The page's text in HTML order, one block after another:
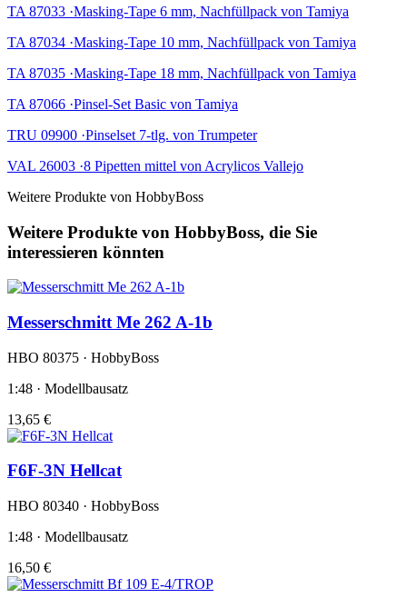
TA 87033 ·Masking-Tape 6 mm, Nachfüllpack von Tamiya
TA 87034 ·Masking-Tape 10 mm, Nachfüllpack von Tamiya
TA 87035 ·Masking-Tape 18 mm, Nachfüllpack von Tamiya
TA 87066 ·Pinsel-Set Basic von Tamiya
TRU 09900 ·Pinselset 7-tlg. von Trumpeter
VAL 26003 ·8 Pipetten mittel von Acrylicos Vallejo
Weitere Produkte von HobbyBoss
Weitere Produkte von HobbyBoss, die Sie
interessieren könnten
Messerschmitt Me 262 A-1b
HBO 80375 · HobbyBoss
1:48 · Modellbausatz
13,65 €
F6F-3N Hellcat
HBO 80340 · HobbyBoss
1:48 · Modellbausatz
16,50 €